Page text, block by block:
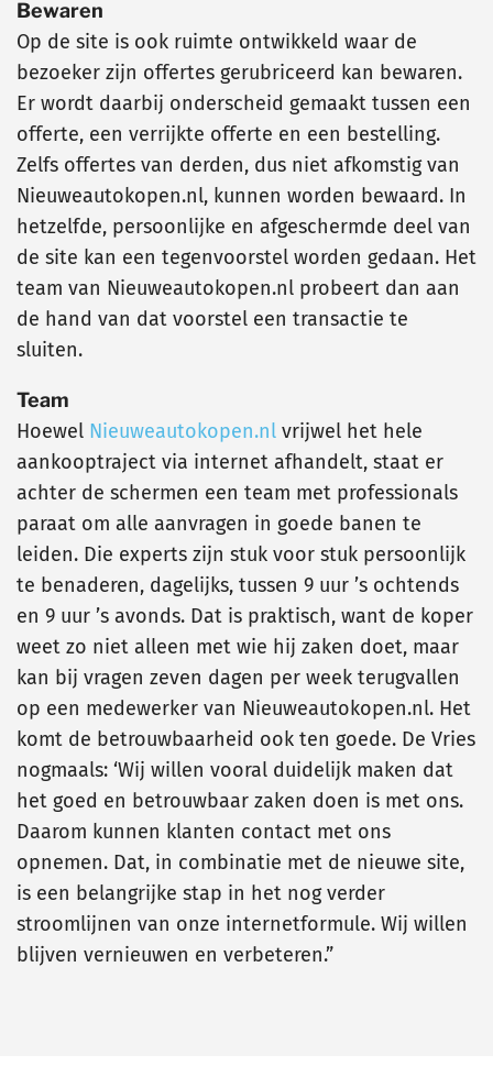
Bewaren
Op de site is ook ruimte ontwikkeld waar de
bezoeker zijn offertes gerubriceerd kan bewaren.
Er wordt daarbij onderscheid gemaakt tussen een
offerte, een verrijkte offerte en een bestelling.
Zelfs offertes van derden, dus niet afkomstig van
Nieuweautokopen.nl, kunnen worden bewaard. In
hetzelfde, persoonlijke en afgeschermde deel van
de site kan een tegenvoorstel worden gedaan. Het
team van Nieuweautokopen.nl probeert dan aan
de hand van dat voorstel een transactie te
sluiten.
Team
Hoewel Nieuweautokopen.nl vrijwel het hele
aankooptraject via internet afhandelt, staat er
achter de schermen een team met professionals
paraat om alle aanvragen in goede banen te
leiden. Die experts zijn stuk voor stuk persoonlijk
te benaderen, dagelijks, tussen 9 uur ’s ochtends
en 9 uur ’s avonds. Dat is praktisch, want de koper
weet zo niet alleen met wie hij zaken doet, maar
kan bij vragen zeven dagen per week terugvallen
op een medewerker van Nieuweautokopen.nl. Het
komt de betrouwbaarheid ook ten goede. De Vries
nogmaals: ‘Wij willen vooral duidelijk maken dat
het goed en betrouwbaar zaken doen is met ons.
Daarom kunnen klanten contact met ons
opnemen. Dat, in combinatie met de nieuwe site,
is een belangrijke stap in het nog verder
stroomlijnen van onze internetformule. Wij willen
blijven vernieuwen en verbeteren.”